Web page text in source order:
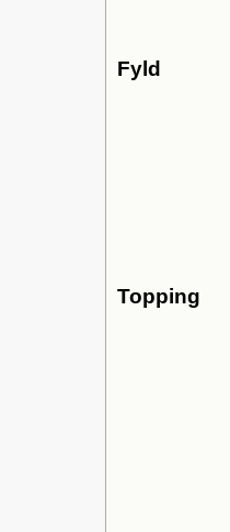
Fyld
Topping